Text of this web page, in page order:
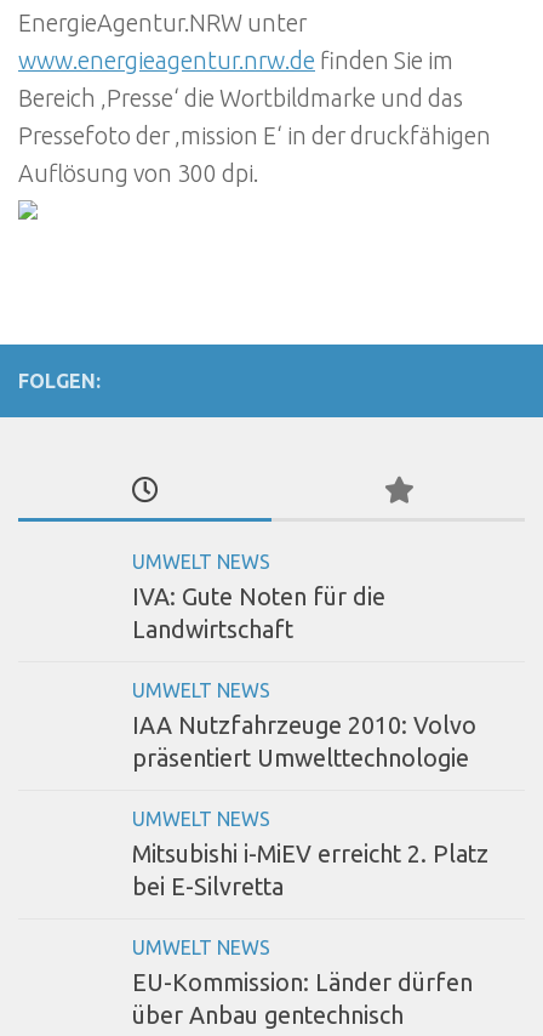
EnergieAgentur.NRW unter
www.energieagentur.nrw.de finden Sie im
Bereich ‚Presse‘ die Wortbildmarke und das
Pressefoto der ‚mission E‘ in der druckfähigen
Auflösung von 300 dpi.
FOLGEN:
UMWELT NEWS
IVA: Gute Noten für die
Landwirtschaft
UMWELT NEWS
IAA Nutzfahrzeuge 2010: Volvo
präsentiert Umwelttechnologie
UMWELT NEWS
Mitsubishi i-MiEV erreicht 2. Platz
bei E-Silvretta
UMWELT NEWS
EU-Kommission: Länder dürfen
über Anbau gentechnisch